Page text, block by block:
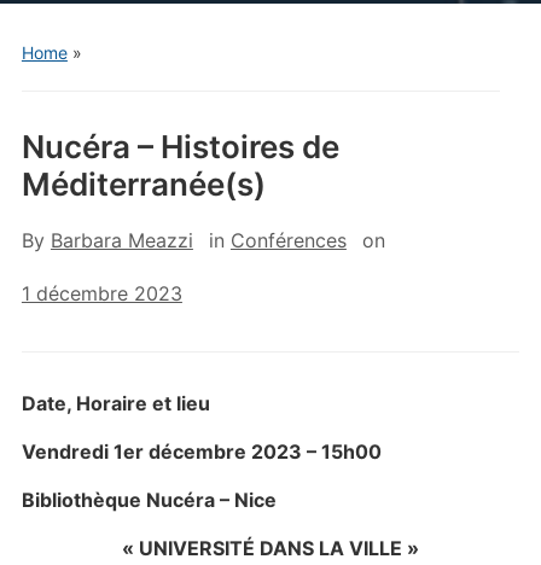
Home»
Nucéra – Histoires de
Méditerranée(s)
By Barbara Meazzi in Conférences on
1 décembre 2023
Date, Horaire et lieu
Vendredi 1er décembre 2023 – 15h00
Bibliothèque Nucéra – Nice
« UNIVERSITÉ DANS LA VILLE »